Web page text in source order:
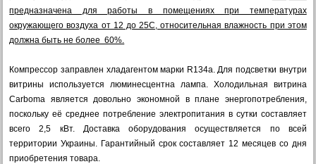
предназначена для работы в помещениях при температурах
окружающего воздуха от 12 до 25С, относительная влажность при этом
должна быть не более 60%.
Компрессор заправлен хладагентом марки R134a. Для подсветки внутри
витрины используется люминесцентна лампа. Холодильная витрина
Carboma является довольно экономной в плане энергопотребления,
поскольку её среднее потребление электропитания в сутки составляет
всего 2,5 кВт. Доставка оборудования осуществляется по всей
территории Украины. Гарантийный срок составляет 12 месяцев со дня
приобретения товара.